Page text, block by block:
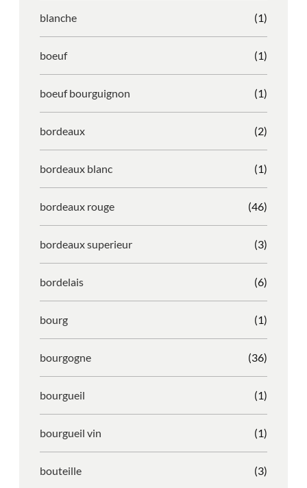
blanche (1)
boeuf (1)
boeuf bourguignon (1)
bordeaux (2)
bordeaux blanc (1)
bordeaux rouge (46)
bordeaux superieur (3)
bordelais (6)
bourg (1)
bourgogne (36)
bourgueil (1)
bourgueil vin (1)
bouteille (3)